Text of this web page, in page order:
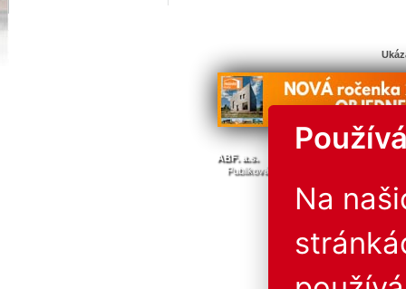
© Všechna
ABF. a.s.
Publikování nebo další šíření obsahu
Na